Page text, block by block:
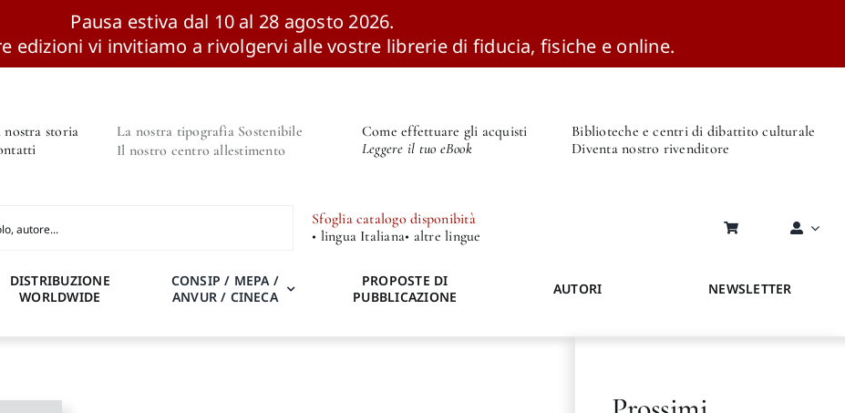
Pausa estiva dal 10 al 28 agosto 2026.
edizioni vi invitiamo a rivolgervi alle vostre librerie di fiducia, fisiche e online.
nostra storia
La nostra tipografia Sostenibile
Il nostro centro allestimento
Come effettuare gli acquisti
Leggere il tuo eBook
Biblioteche e centri di dibattito culturale
Diventa nostro rivenditore
Sfoglia catalogo disponibità
• lingua Italiana• altre lingue
DISTRIBUZIONE
WORLDWIDE
CONSIP / MEPA /
ANVUR / CINECA
PROPOSTE DI
PUBBLICAZIONE
AUTORI NEWSLETTER